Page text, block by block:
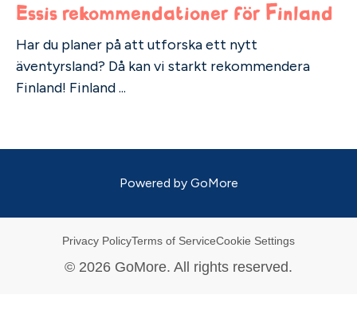
Essis rekommendationer för Finland
Har du planer på att utforska ett nytt
äventyrsland? Då kan vi starkt rekommendera
Finland! Finland ...
Powered by GoMore
Privacy PolicyTerms of ServiceCookie Settings
© 2026 GoMore. All rights reserved.